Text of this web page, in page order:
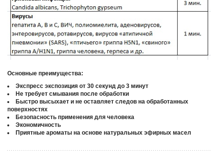
Основные преимущества:
Экспресс экспозиция от 30 секунд до 3 минут
Не требует смывания после обработки
Быстро высыхает и не оставляет следов на обработанных
поверхностях
Безопасность применения для человека
Экономичность
Приятные ароматы на основе натуральных эфирных масел